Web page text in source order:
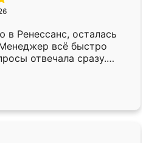
в Ренессанс, осталась
всё быстро
отвечала сразу.
в субботу, подошёл к
Собрали
аккуратно, даже